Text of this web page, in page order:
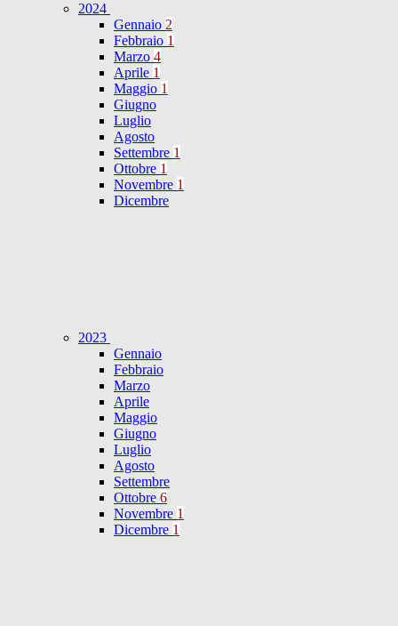
2024
Gennaio 2
Febbraio 1
Marzo 4
Aprile 1
Maggio 1
Giugno
Luglio
Agosto
Settembre 1
Ottobre 1
Novembre 1
Dicembre
2023
Gennaio
Febbraio
Marzo
Aprile
Maggio
Giugno
Luglio
Agosto
Settembre
Ottobre 6
Novembre 1
Dicembre 1